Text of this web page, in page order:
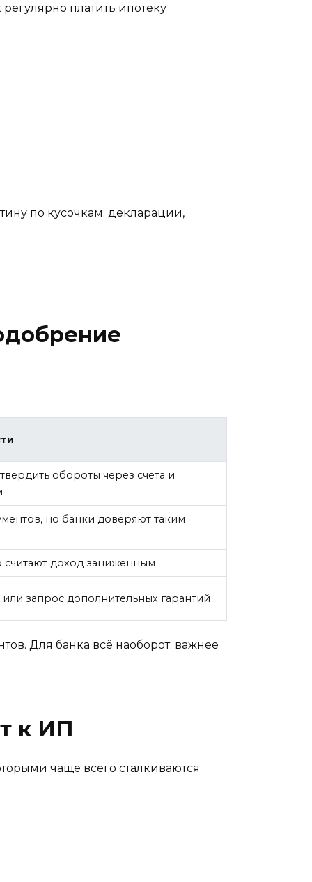
платить ипотеку
по кусочкам: декларации,
обороты через счета и
но банки доверяют таким
считают доход заниженным
или запрос дополнительных гарантий
Для банка всё наоборот: важнее
к ИП
чаще всего сталкиваются